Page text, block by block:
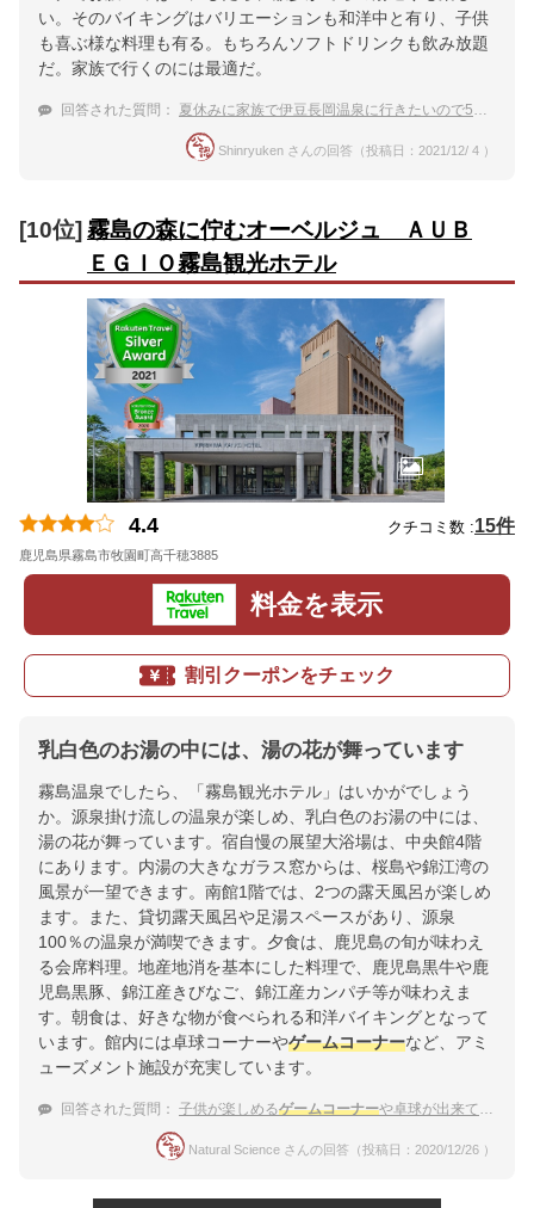
い。そのバイキングはバリエーションも和洋中と有り、子供
も喜ぶ様な料理も有る。もちろんソフトドリンクも飲み放題
だ。家族で行くのには最適だ。
回答された質問： 夏休みに家族で伊豆長岡温泉に行きたいので5人部屋があって食事はバイキングの宿を探してます。
Shinryuken さんの回答（投稿日：2021/12/ 4 ）
[10位] 霧島の森に佇むオーベルジュ ＡＵＢ
ＥＧＩＯ霧島観光ホテル
4.4 クチコミ数 :15件
鹿児島県霧島市牧園町高千穂3885
料金を表示
割引クーポンをチェック
乳白色のお湯の中には、湯の花が舞っています
霧島温泉でしたら、「霧島観光ホテル」はいかがでしょう
か。源泉掛け流しの温泉が楽しめ、乳白色のお湯の中には、
湯の花が舞っています。宿自慢の展望大浴場は、中央館4階
にあります。内湯の大きなガラス窓からは、桜島や錦江湾の
風景が一望できます。南館1階では、2つの露天風呂が楽しめ
ます。また、貸切露天風呂や足湯スペースがあり、源泉
100％の温泉が満喫できます。夕食は、鹿児島の旬が味わえ
る会席料理。地産地消を基本にした料理で、鹿児島黒牛や鹿
児島黒豚、錦江産きびなご、錦江産カンパチ等が味わえま
す。朝食は、好きな物が食べられる和洋バイキングとなって
います。館内には卓球コーナーやゲームコーナーなど、アミ
ューズメント施設が充実しています。
回答された質問： 子供が楽しめるゲームコーナーや卓球が出来て、食事がバイキングの霧島温泉の宿はありますか？
Natural Science さんの回答（投稿日：2020/12/26 ）